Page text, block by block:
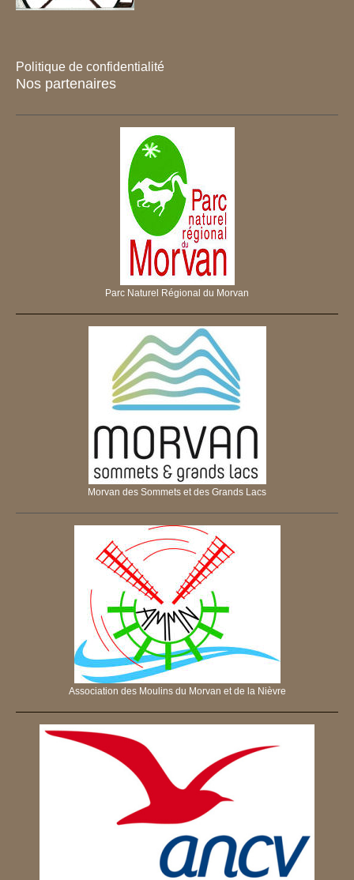
Politique de confidentialité
Nos partenaires
Parc Naturel Régional du Morvan
Morvan des Sommets et des Grands Lacs
Association des Moulins du Morvan et de la Nièvre